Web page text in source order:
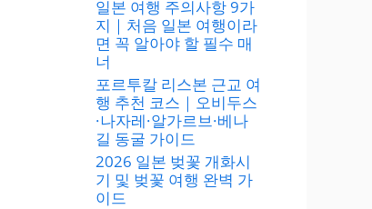
일본 여행 주의사항 9가
지｜처음 일본 여행이라
면 꼭 알아야 할 필수 매
너
포르투칼 리스본 근교 여
행 추천 코스｜오비두스
·나자레·알가르브·베나
길 동굴 가이드
2026 일본 벚꽃 개화시
기 및 벚꽃 여행 완벽 가
이드